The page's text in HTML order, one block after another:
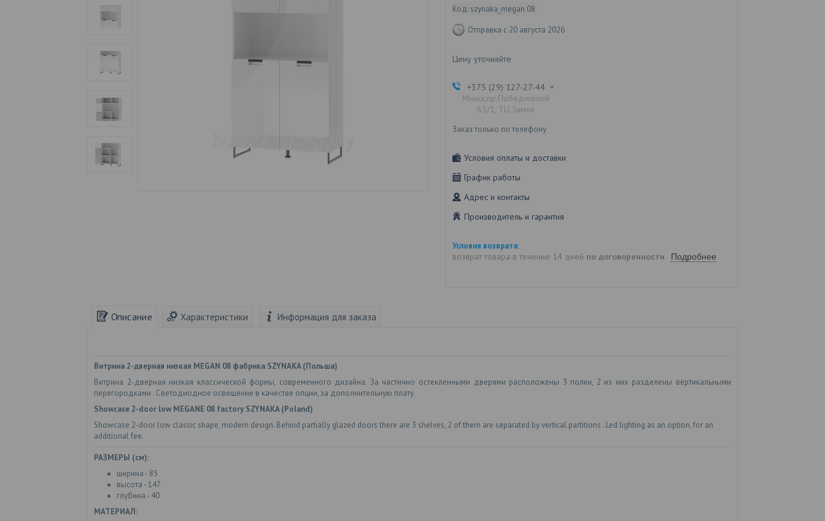
Код: szynaka_megan 08
Отправка с 20 августа 2026
Цену уточняйте
+375 (29) 127-27-44
Минск,пр.Победителей
65/1, ТЦ Замок
Заказ только по телефону
Условия оплаты и доставки
График работы
Адрес и контакты
Производитель и гарантия
возврат товара в течение 14 дней по договоренности Подробнее
Описание Характеристики Информация для заказа
Витрина 2-дверная низкая MEGAN 08 фабрика SZYNAKA (Польша)
Витрина 2-дверная низкая классической формы, современного дизайна. За частично остекленными дверями расположены 3 полки, 2 из них разделены вертикальными
перегородками . Светодиодное освещение в качестве опции, за дополнительную плату.
Showcase 2-door low MEGANE 08 factory SZYNAKA (Poland)
Showcase 2-door low classic shape, modern design. Behind partially glazed doors there are 3 shelves, 2 of them are separated by vertical partitions . Led lighting as an option, for an
additional fee.
РАЗМЕРЫ (см):
ширина - 85
высота - 147
глубина - 40
МАТЕРИАЛ: